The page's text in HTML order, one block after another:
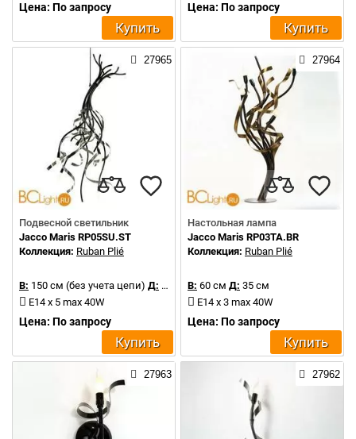
Цена: По запросу
Купить
Цена: По запросу
Купить
27965
Подвесной светильник
Jacco Maris RP05SU.ST
Коллекция: Ruban Plié
В: 150 см (без учета цепи) Д:
E14 x 5 max 40W
Цена: По запросу
Купить
27964
Настольная лампа
Jacco Maris RP03TA.BR
Коллекция: Ruban Plié
В: 60 см Д: 35 см
E14 x 3 max 40W
Цена: По запросу
Купить
27963 27962